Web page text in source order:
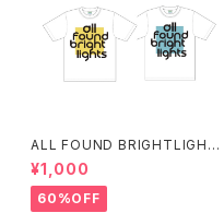
ALL FOUND BRIGHTLIGHT
S 小文字ロゴT
¥1,000
60%OFF